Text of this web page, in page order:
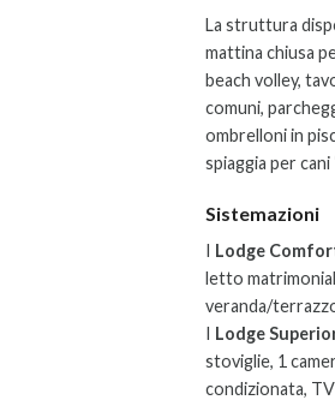
La struttura
mattina chiusa
beach volley,
comuni,
ombrelloni in
spiaggia per
Sistemazioni
I Lodge
letto
veranda/
I Lodge
stoviglie, 1
condizionata,